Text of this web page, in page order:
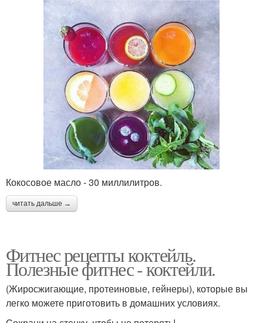
Коктейли для блендера Коктейли для роста
Протеиновые коктейли Творожный коктейль
Спортивные коктейли Ночной коктейль
Кокосовое масло - 30 миллилитров.
читать дальше →
Фитнес рецепты коктейль.
Полезные фитнес - коктейли.
(Жиросжигающие, протеиновые, гейнеры), которые вы
легко можете приготовить в домашних условиях.